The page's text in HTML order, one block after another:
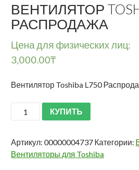
ВЕНТИЛЯТОР
РАСПРОДАЖА
Цена для физических лиц:
3,000.00₸
Вентилятор Toshiba L750
КУПИТЬ
Артикул:00000004737 Категории:
Вентиляторы для Toshiba